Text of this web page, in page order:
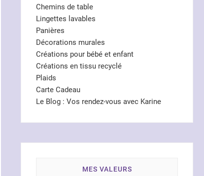
Chemins de table
Lingettes lavables
Panières
Décorations murales
Créations pour bébé et enfant
Créations en tissu recyclé
Plaids
Carte Cadeau
Le Blog : Vos rendez-vous avec Karine
MES VALEURS